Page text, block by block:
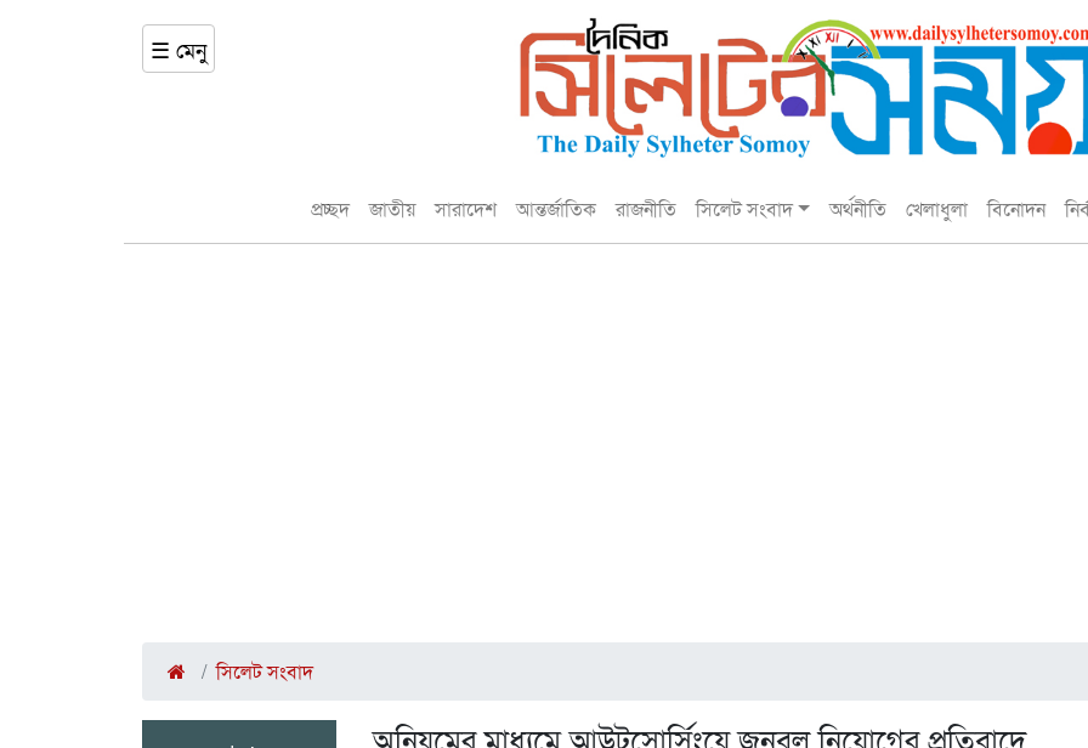
☰ মেনু
প্রচ্ছদ জাতীয় সারাদেশ আন্তর্জাতিক রাজনীতি সিলেট সংবাদ অর্থনীতি খেলাধুলা বিনোদন
সিলেট সংবাদ
অনিয়মের মাধ্যমে আউটসোর্সিংয়ে জনবল নিয়োগের প্রতিবাদে